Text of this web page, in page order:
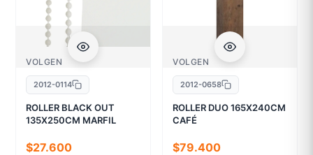
VOLGEN
2012-0114
ROLLER BLACK OUT
135X250CM MARFIL
$27.600
VOLGEN
2012-0658
ROLLER DUO 165X240CM
CAFÉ
$79.400